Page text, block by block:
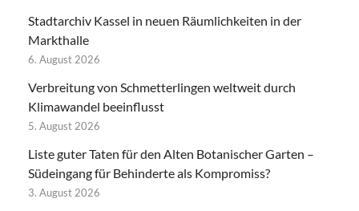
Stadtarchiv Kassel in neuen Räumlichkeiten in der
Markthalle
6. August 2026
Verbreitung von Schmetterlingen weltweit durch
Klimawandel beeinflusst
5. August 2026
Liste guter Taten für den Alten Botanischer Garten –
Südeingang für Behinderte als Kompromiss?
3. August 2026